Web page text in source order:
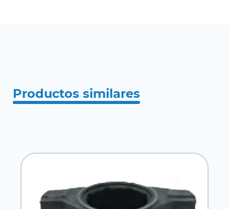
Productos similares